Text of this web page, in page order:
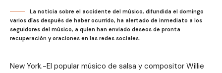
La noticia sobre el accidente del músico, difundida el domingo
varios días después de haber ocurrido, ha alertado de inmediato a los
seguidores del músico, a quien han enviado deseos de pronta
recuperación y oraciones en las redes sociales.
New York.-El popular músico de salsa y compositor Willie